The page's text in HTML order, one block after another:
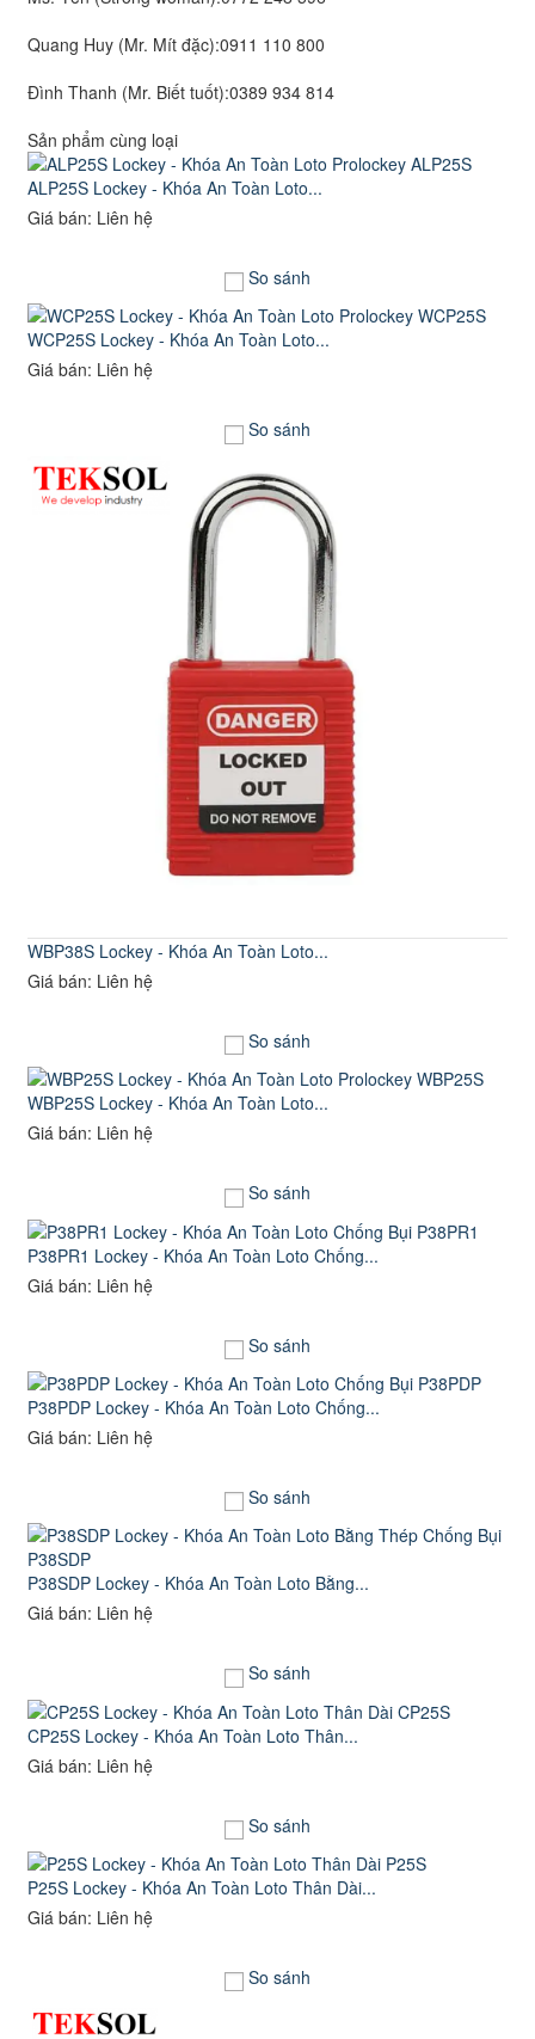
Quang Huy (Mr. Mít đặc):0911 110 800
Đình Thanh (Mr. Biết tuốt):0389 934 814
Sản phẩm cùng loại
ALP25S Lockey - Khóa An Toàn Loto...
Giá bán: Liên hệ
So sánh
WCP25S Lockey - Khóa An Toàn Loto...
Giá bán: Liên hệ
So sánh
WBP38S Lockey - Khóa An Toàn Loto...
Giá bán: Liên hệ
So sánh
WBP25S Lockey - Khóa An Toàn Loto...
Giá bán: Liên hệ
So sánh
P38PR1 Lockey - Khóa An Toàn Loto Chống...
Giá bán: Liên hệ
So sánh
P38PDP Lockey - Khóa An Toàn Loto Chống...
Giá bán: Liên hệ
So sánh
P38SDP Lockey - Khóa An Toàn Loto Bằng...
Giá bán: Liên hệ
So sánh
CP25S Lockey - Khóa An Toàn Loto Thân...
Giá bán: Liên hệ
So sánh
P25S Lockey - Khóa An Toàn Loto Thân Dài...
Giá bán: Liên hệ
So sánh